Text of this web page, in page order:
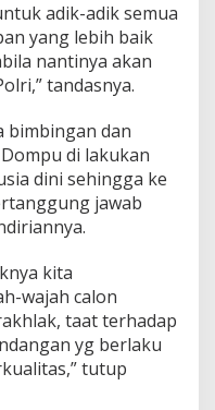
adik-adik semua
yang lebih baik
nantinya akan
tandasnya.
bimbingan dan
di lakukan
dini sehingga ke
jawab
kita
wajah calon
taat terhadap
yg berlaku
tutup